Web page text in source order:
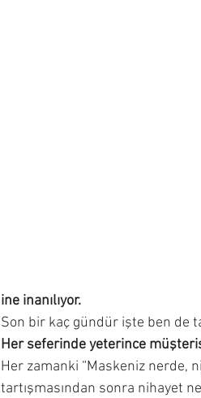
ine inanılıyor.
Son bir kaç gündür işte ben de
Her seferinde yeterince
Her zamanki “Maskeniz nerde,
tartışmasından sonra nihayet